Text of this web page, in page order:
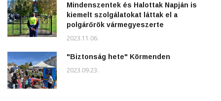
Mindenszentek és Halottak Napján is
kiemelt szolgálatokat láttak el a
polgárőrök vármegyeszerte
2023.11.06.
"Biztonság hete" Körmenden
2023.09.23.